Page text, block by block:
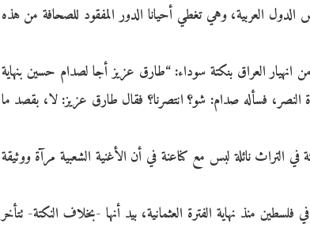
العربية، وهي تغطي أحيانا الدور المفقود للصحافة من هذه
انهيار العراق بنكتة سوداء: “طارق عزيز أجا لصدام حسين بنهاية
النصر، فسأله صدام: شو؟ انتصرنا؟ فقال طارق عزيز: لا، بقصد ما
التراث نائلة لبس مع كناعنة في أن الأغنية الشعبية مرآة ووثيقة
منذ نهاية الفترة العثمانية، بيد أنها -بخلاف النكتة- تتأخر